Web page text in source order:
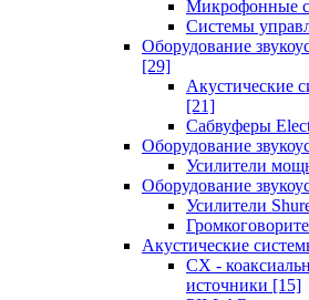
Микрофонные
Системы
Оборудование
[29]
Акустические
[21]
Сабвуферы
Оборудование
Усилители
Оборудование
Усилители
Акустические
CX -
источники [15]